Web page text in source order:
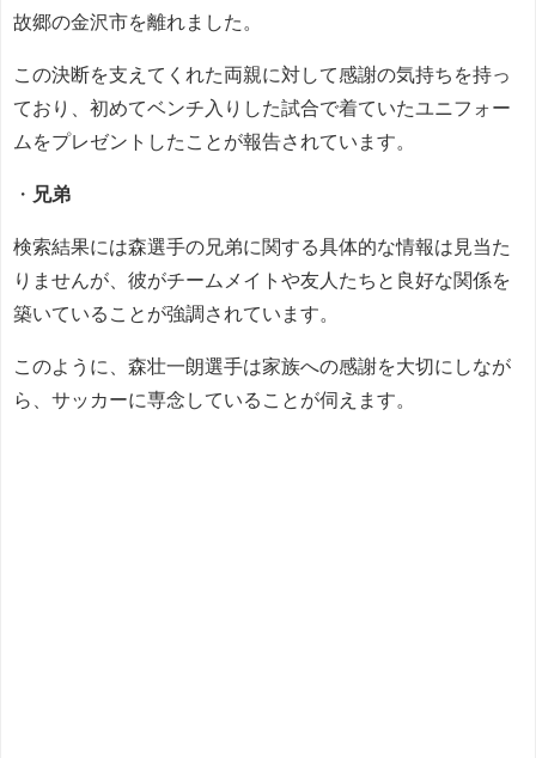
故郷の金沢市を離れました。
この決断を支えてくれた両親に対して感謝の気持ちを持っ
ており、初めてベンチ入りした試合で着ていたユニフォー
ムをプレゼントしたことが報告されています。
・ 兄弟
検索結果には森選手の兄弟に関する具体的な情報は見当た
りませんが、彼がチームメイトや友人たちと良好な関係を
築いていることが強調されています。
このように、森壮一朗選手は家族への感謝を大切にしなが
ら、サッカーに専念していることが伺えます。